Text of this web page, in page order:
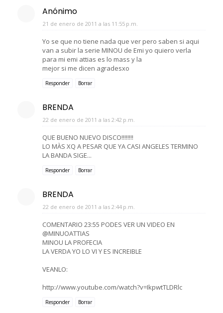
Anónimo
21 de enero de 2011 a las 11:55 p.m.
Yo se que no tiene nada que ver pero saben si aqui
van a subir la serie MINOU de Emi yo quiero verla
para mi emi attias es lo mass y la
mejor si me dicen agradesxo
Responder Borrar
BRENDA
22 de enero de 2011 a las 2:42 p.m.
QUE BUENO NUEVO DISCO!!!!!!!!
LO MÀS XQ A PESAR QUE YA CASI ANGELES TERMINO
LA BANDA SIGE...
Responder Borrar
BRENDA
22 de enero de 2011 a las 2:44 p.m.
COMENTARIO 23:55 PODES VER UN VIDEO EN
@MINUOATTIAS
MINOU LA PROFECIA
LA VERDA YO LO VI Y ES INCREIBLE
VEANLO:
http://www.youtube.com/watch?v=IkpwtTLDRlc
Responder Borrar